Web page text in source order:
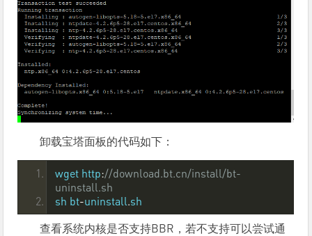
卸载宝塔面板的代码如下：
wget http://download.bt.cn/install/bt-
uninstall.sh
sh bt-uninstall.sh
查看系统内核是否支持BBR，若不支持可以尝试通